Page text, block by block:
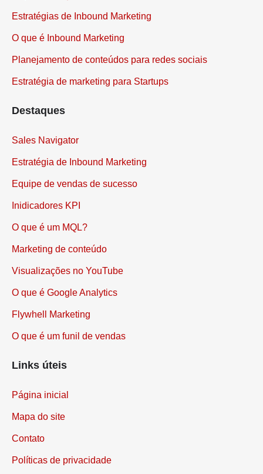
Estratégias de Inbound Marketing
O que é Inbound Marketing
Planejamento de conteúdos para redes sociais
Estratégia de marketing para Startups
Destaques
Sales Navigator
Estratégia de Inbound Marketing
Equipe de vendas de sucesso
Inidicadores KPI
O que é um MQL?
Marketing de conteúdo
Visualizações no YouTube
O que é Google Analytics
Flywhell Marketing
O que é um funil de vendas
Links úteis
Página inicial
Mapa do site
Contato
Políticas de privacidade